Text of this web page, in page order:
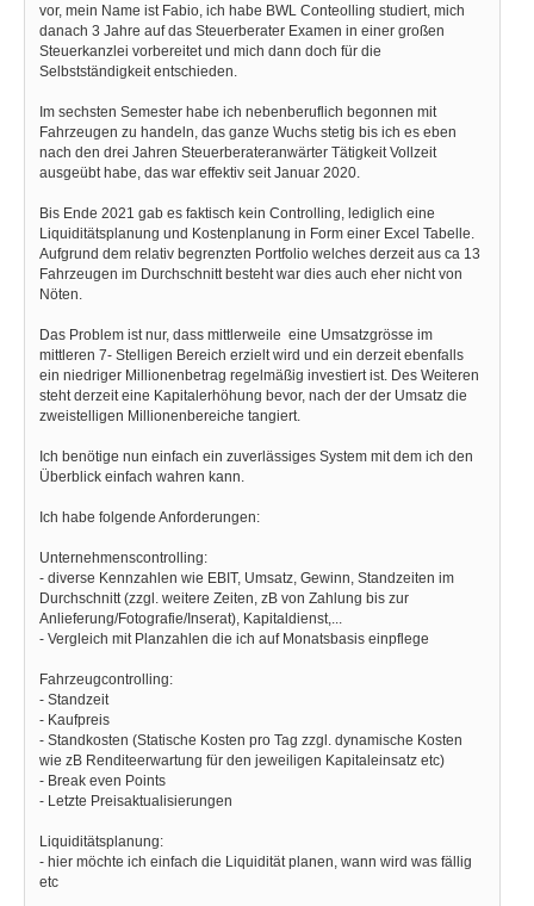
vor, mein Name ist Fabio, ich habe BWL Conteolling studiert, mich
danach 3 Jahre auf das Steuerberater Examen in einer großen
Steuerkanzlei vorbereitet und mich dann doch für die
Selbstständigkeit entschieden.
Im sechsten Semester habe ich nebenberuflich begonnen mit
Fahrzeugen zu handeln, das ganze Wuchs stetig bis ich es eben
nach den drei Jahren Steuerberateranwärter Tätigkeit Vollzeit
ausgeübt habe, das war effektiv seit Januar 2020.
Bis Ende 2021 gab es faktisch kein Controlling, lediglich eine
Liquiditätsplanung und Kostenplanung in Form einer Excel Tabelle.
Aufgrund dem relativ begrenzten Portfolio welches derzeit aus ca 13
Fahrzeugen im Durchschnitt besteht war dies auch eher nicht von
Nöten.
Das Problem ist nur, dass mittlerweile eine Umsatzgrösse im
mittleren 7- Stelligen Bereich erzielt wird und ein derzeit ebenfalls
ein niedriger Millionenbetrag regelmäßig investiert ist. Des Weiteren
steht derzeit eine Kapitalerhöhung bevor, nach der der Umsatz die
zweistelligen Millionenbereiche tangiert.
Ich benötige nun einfach ein zuverlässiges System mit dem ich den
Überblick einfach wahren kann.
Ich habe folgende Anforderungen:
Unternehmenscontrolling:
- diverse Kennzahlen wie EBIT, Umsatz, Gewinn, Standzeiten im
Durchschnitt (zzgl. weitere Zeiten, zB von Zahlung bis zur
Anlieferung/Fotografie/Inserat), Kapitaldienst,...
- Vergleich mit Planzahlen die ich auf Monatsbasis einpflege
Fahrzeugcontrolling:
- Standzeit
- Kaufpreis
- Standkosten (Statische Kosten pro Tag zzgl. dynamische Kosten
wie zB Renditeerwartung für den jeweiligen Kapitaleinsatz etc)
- Break even Points
- Letzte Preisaktualisierungen
Liquiditätsplanung:
- hier möchte ich einfach die Liquidität planen, wann wird was fällig
etc